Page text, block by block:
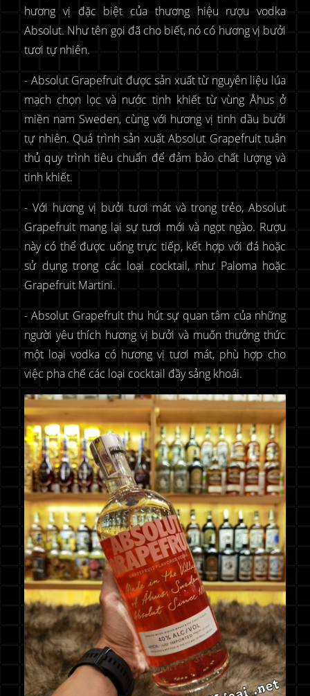
hương vị đặc biệt của thương hiệu rượu vodka
Absolut. Như tên gọi đã cho biết, nó có hương vị bưởi
tươi tự nhiên.
- Absolut Grapefruit được sản xuất từ nguyên liệu lúa
mạch chọn lọc và nước tinh khiết từ vùng Åhus ở
miền nam Sweden, cùng với hương vị tinh dầu bưởi
tự nhiên. Quá trình sản xuất Absolut Grapefruit tuân
thủ quy trình tiêu chuẩn để đảm bảo chất lượng và
tinh khiết.
- Với hương vị bưởi tươi mát và trong trẻo, Absolut
Grapefruit mang lại sự tươi mới và ngọt ngào. Rượu
này có thể được uống trực tiếp, kết hợp với đá hoặc
sử dụng trong các loại cocktail, như Paloma hoặc
Grapefruit Martini.
- Absolut Grapefruit thu hút sự quan tâm của những
người yêu thích hương vị bưởi và muốn thưởng thức
một loại vodka có hương vị tươi mát, phù hợp cho
việc pha chế các loại cocktail đầy sảng khoái.